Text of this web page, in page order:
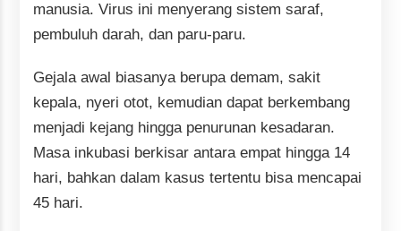
manusia. Virus ini menyerang sistem saraf,
pembuluh darah, dan paru-paru.
Gejala awal biasanya berupa demam, sakit
kepala, nyeri otot, kemudian dapat berkembang
menjadi kejang hingga penurunan kesadaran.
Masa inkubasi berkisar antara empat hingga 14
hari, bahkan dalam kasus tertentu bisa mencapai
45 hari.